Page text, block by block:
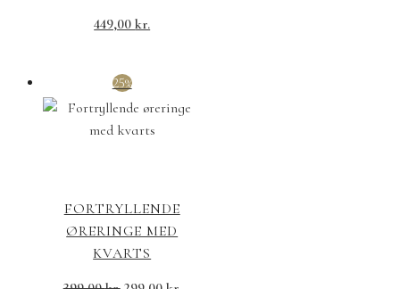
449,00kr.
25%
FORTRYLLENDE
ØRERINGE MED
KVARTS